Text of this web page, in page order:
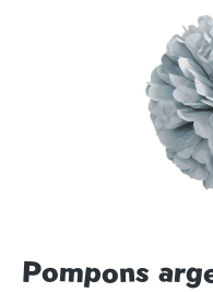
Pompons